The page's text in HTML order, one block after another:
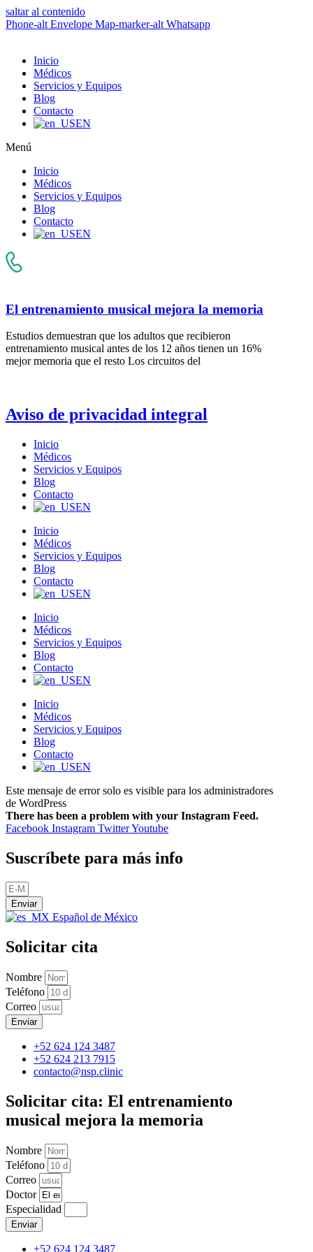
saltar al contenido
Phone-alt Envelope Map-marker-alt Whatsapp
Inicio
Médicos
Servicios y Equipos
Blog
Contacto
EN
Menú
Inicio
Médicos
Servicios y Equipos
Blog
Contacto
EN
El entrenamiento musical mejora la memoria
Estudios demuestran que los adultos que recibieron
entrenamiento musical antes de los 12 años tienen un 16%
mejor memoria que el resto Los circuitos del
Aviso de privacidad integral
Inicio
Médicos
Servicios y Equipos
Blog
Contacto
EN
Inicio
Médicos
Servicios y Equipos
Blog
Contacto
EN
Inicio
Médicos
Servicios y Equipos
Blog
Contacto
EN
Inicio
Médicos
Servicios y Equipos
Blog
Contacto
EN
Este mensaje de error solo es visible para los administradores
de WordPress
There has been a problem with your Instagram Feed.
Facebook Instagram TwitterYoutube
Suscríbete para más info
Enviar
Español de México
Solicitar cita
Nombre
Teléfono
Correo
Enviar
+52 624 124 3487
+52 624 213 7915
contacto@nsp.clinic
Solicitar cita: El entrenamiento
musical mejora la memoria
Nombre
Teléfono
Correo
Doctor
Especialidad
Enviar
+52 624 124 3487